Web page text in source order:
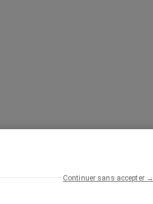
Continuer sans accepter →